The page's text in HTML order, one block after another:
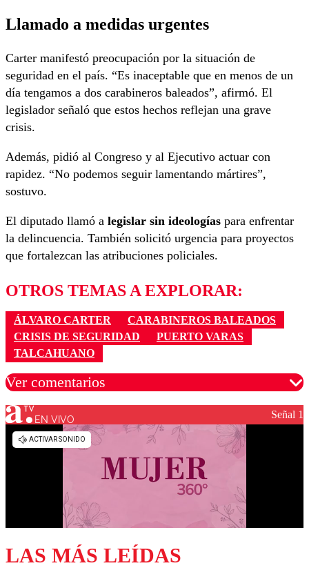
Llamado a medidas urgentes
Carter manifestó preocupación por la situación de
seguridad en el país. “Es inaceptable que en menos de un
día tengamos a dos carabineros baleados”, afirmó. El
legislador señaló que estos hechos reflejan una grave
crisis.
Además, pidió al Congreso y al Ejecutivo actuar con
rapidez. “No podemos seguir lamentando mártires”,
sostuvo.
El diputado llamó a legislar sin ideologías para enfrentar
la delincuencia. También solicitó urgencia para proyectos
que fortalezcan las atribuciones policiales.
OTROS TEMAS A EXPLORAR:
ÁLVARO CARTER
CARABINEROS BALEADOS
CRISIS DE SEGURIDAD
PUERTO VARAS
TALCAHUANO
Ver comentarios
Los comentarios son moderados para garantizar un
diálogo respetuoso.
EN VIVO Señal 1
LAS MÁS LEÍDAS